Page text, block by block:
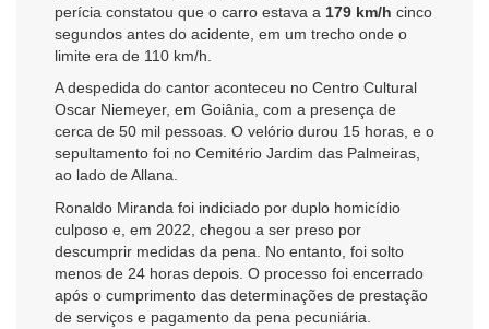
perícia constatou que o carro estava a 179 km/h cinco
segundos antes do acidente, em um trecho onde o
limite era de 110 km/h.
A despedida do cantor aconteceu no Centro Cultural
Oscar Niemeyer, em Goiânia, com a presença de
cerca de 50 mil pessoas. O velório durou 15 horas, e o
sepultamento foi no Cemitério Jardim das Palmeiras,
ao lado de Allana.
Ronaldo Miranda foi indiciado por duplo homicídio
culposo e, em 2022, chegou a ser preso por
descumprir medidas da pena. No entanto, foi solto
menos de 24 horas depois. O processo foi encerrado
após o cumprimento das determinações de prestação
de serviços e pagamento da pena pecuniária.